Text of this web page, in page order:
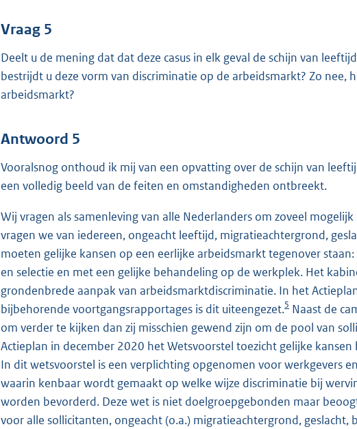
Vraag 5
Deelt u de mening dat dat deze casus in elk geval de schijn van
bestrijdt u deze vorm van discriminatie op de arbeidsmarkt? Zo
arbeidsmarkt?
Antwoord 5
Vooralsnog onthoud ik mij van een opvatting over de schijn van
een volledig beeld van de feiten en omstandigheden ontbreekt.
Wij vragen als samenleving van alle Nederlanders om zoveel
vragen we van iedereen, ongeacht leeftijd, migratieachtergrond,
moeten gelijke kansen op een eerlijke arbeidsmarkt tegenover
en selectie en met een gelijke behandeling op de werkplek. Het
grondenbrede aanpak van arbeidsmarktdiscriminatie. In het
bijbehorende voortgangsrapportages is dit uiteengezet.5 Naast de
om verder te kijken dan zij misschien gewend zijn om de pool van
Actieplan in december 2020 het Wetsvoorstel toezicht gelijke
In dit wetsvoorstel is een verplichting opgenomen voor werkgevers
waarin kenbaar wordt gemaakt op welke wijze discriminatie bij
worden bevorderd. Deze wet is niet doelgroepgebonden maar
voor alle sollicitanten, ongeacht (o.a.) migratieachtergrond,